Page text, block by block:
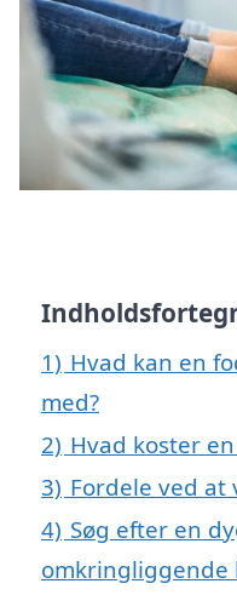
1) Hvad kan en
med?
2) Hvad koster
3) Fordele ved at
4) Søg efter en
omkringliggende